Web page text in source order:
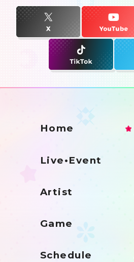
Home
Live•Event
Artist
Game
Schedule